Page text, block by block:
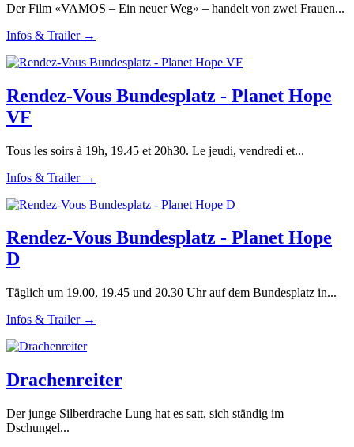
Der Film «VAMOS – Ein neuer Weg» – handelt von zwei Frauen...
Infos & Trailer →
Rendez-Vous Bundesplatz - Planet Hope
VF
Tous les soirs à 19h, 19.45 et 20h30. Le jeudi, vendredi et...
Infos & Trailer →
Rendez-Vous Bundesplatz - Planet Hope
D
Täglich um 19.00, 19.45 und 20.30 Uhr auf dem Bundesplatz in...
Infos & Trailer →
Drachenreiter
Der junge Silberdrache Lung hat es satt, sich ständig im
Dschungel...